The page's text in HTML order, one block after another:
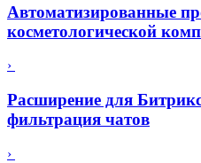
Автоматизированные
косметологической
›
Расширение для
фильтрация чатов
›